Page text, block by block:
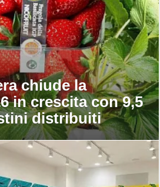
chiude la
in crescita con 9,5
distribuiti